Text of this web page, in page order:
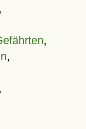
,
,
,
,